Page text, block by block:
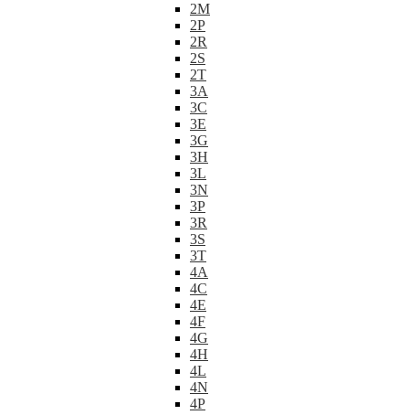
2M
2P
2R
2S
2T
3A
3C
3E
3G
3H
3L
3N
3P
3R
3S
3T
4A
4C
4E
4F
4G
4H
4L
4N
4P